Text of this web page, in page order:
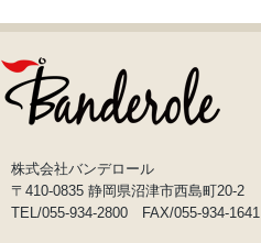
株式会社バンデロール
〒410-0835 静岡県沼津市西島町20-2
TEL/055-934-2800 FAX/055-934-1641